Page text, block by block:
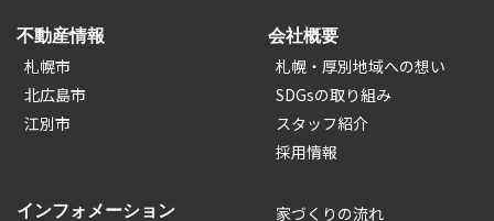
不動産情報
札幌市
北広島市
江別市
会社概要
札幌・厚別地域への想い
SDGsの取り組み
スタッフ紹介
採用情報
インフォメーション
家づくりの流れ